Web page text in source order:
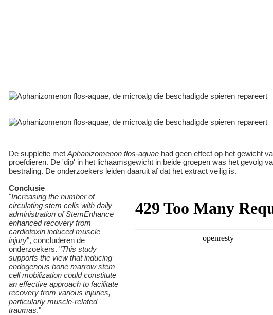
De suppletie met Aphanizomenon flos-aquae had geen effect op het gewicht
proefdieren. De 'dip' in het lichaamsgewicht in beide groepen was het gevolg
bestraling. De onderzoekers leiden daaruit af dat het extract veilig is.
Conclusie
"Increasing the number of
circulating stem cells with daily
administration of StemEnhance
enhanced recovery from
cardiotoxin induced muscle
injury", concluderen de
onderzoekers. "This study
supports the view that inducing
endogenous bone marrow stem
cell mobilization could constitute
an effective approach to facilitate
recovery from various injuries,
particularly muscle-related
traumas."